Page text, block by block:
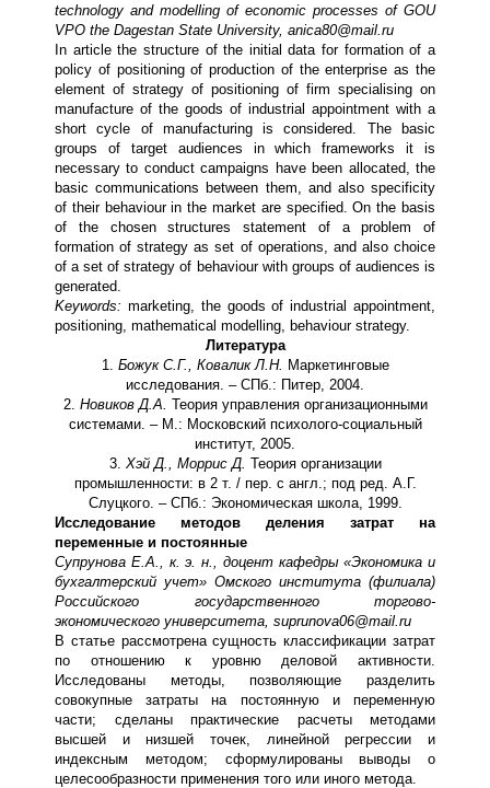
technology and modelling of economic processes of GOU
VPO the Dagestan State University, anica80@mail.ru
In article the structure of the initial data for formation of a
policy of positioning of production of the enterprise as the
element of strategy of positioning of firm specialising on
manufacture of the goods of industrial appointment with a
short cycle of manufacturing is considered. The basic
groups of target audiences in which frameworks it is
necessary to conduct campaigns have been allocated, the
basic communications between them, and also specificity
of their behaviour in the market are specified. On the basis
of the chosen structures statement of a problem of
formation of strategy as set of operations, and also choice
of a set of strategy of behaviour with groups of audiences is
generated.
Keywords: marketing, the goods of industrial appointment,
positioning, mathematical modelling, behaviour strategy.
Литература
1. Божук С.Г., Ковалик Л.Н. Маркетинговые
исследования. – СПб.: Питер, 2004.
2. Новиков Д.А. Теория управления организационными
системами. – М.: Московский психолого-социальный
институт, 2005.
3. Хэй Д., Моррис Д. Теория организации
промышленности: в 2 т. / пер. с англ.; под ред. А.Г.
Слуцкого. – СПб.: Экономическая школа, 1999.
Исследование методов деления затрат на
переменные и постоянные
Супрунова Е.А., к. э. н., доцент кафедры «Экономика и
бухгалтерский учет» Омского института (филиала)
Российского государственного торгово-
экономического университета, suprunova06@mail ru
В статье рассмотрена сущность классификации затрат
по отношению к уровню деловой активности.
Исследованы методы, позволяющие разделить
совокупные затраты на постоянную и переменную
части; сделаны практические расчеты методами
высшей и низшей точек, линейной регрессии и
индексным методом; сформулированы выводы о
целесообразности применения того или иного метода.